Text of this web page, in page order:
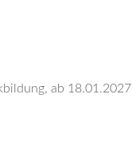
ab 18.01.2027